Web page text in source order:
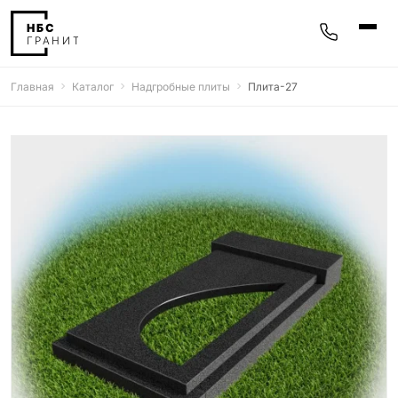
Мемориальные комплексы
Гравировка
77 моделей
Фотокерамика
5 моделей
Надгробные плиты
30 моделей
Благоустройство
42 модели
Главная Каталог Надгробные плиты Плита-27